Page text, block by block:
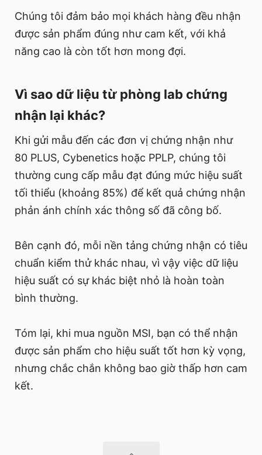
Chúng tôi đảm bảo mọi khách hàng đều nhận
được sản phẩm đúng như cam kết, với khả
năng cao là còn tốt hơn mong đợi.
Vì sao dữ liệu từ phòng lab chứng
nhận lại khác?
Khi gửi mẫu đến các đơn vị chứng nhận như
80 PLUS, Cybenetics hoặc PPLP, chúng tôi
thường cung cấp mẫu đạt đúng mức hiệu suất
tối thiểu (khoảng 85%) để kết quả chứng nhận
phản ánh chính xác thông số đã công bố.
Bên cạnh đó, mỗi nền tảng chứng nhận có tiêu
chuẩn kiểm thử khác nhau, vì vậy việc dữ liệu
hiệu suất có sự khác biệt nhỏ là hoàn toàn
bình thường.
Tóm lại, khi mua nguồn MSI, bạn có thể nhận
được sản phẩm cho hiệu suất tốt hơn kỳ vọng,
nhưng chắc chắn không bao giờ thấp hơn cam
kết.